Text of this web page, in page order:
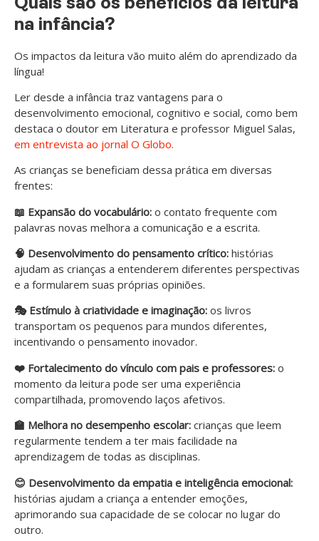
Quais são os benefícios da leitura
na infância?
Os impactos da leitura vão muito além do aprendizado da
língua!
Ler desde a infância traz vantagens para o
desenvolvimento emocional, cognitivo e social, como bem
destaca o doutor em Literatura e professor Miguel Salas,
em entrevista ao jornal O Globo.
As crianças se beneficiam dessa prática em diversas
frentes:
📖 Expansão do vocabulário: o contato frequente com
palavras novas melhora a comunicação e a escrita.
🧠 Desenvolvimento do pensamento crítico: histórias
ajudam as crianças a entenderem diferentes perspectivas
e a formularem suas próprias opiniões.
🎭 Estímulo à criatividade e imaginação: os livros
transportam os pequenos para mundos diferentes,
incentivando o pensamento inovador.
❤️ Fortalecimento do vínculo com pais e professores: o
momento da leitura pode ser uma experiência
compartilhada, promovendo laços afetivos.
🏫 Melhora no desempenho escolar: crianças que leem
regularmente tendem a ter mais facilidade na
aprendizagem de todas as disciplinas.
😊 Desenvolvimento da empatia e inteligência emocional:
histórias ajudam a criança a entender emoções,
aprimorando sua capacidade de se colocar no lugar do
outro.